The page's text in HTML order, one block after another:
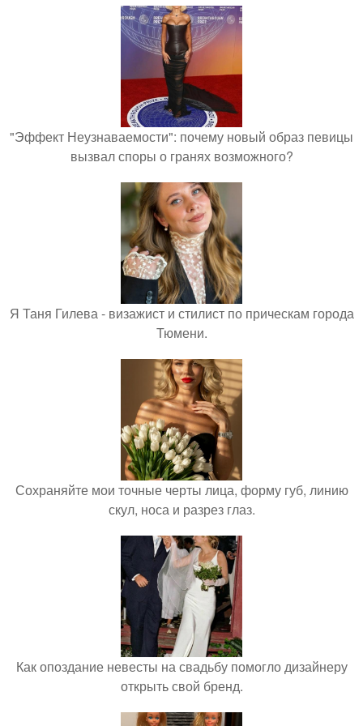
"Эффект Неузнаваемости": почему новый образ певицы
вызвал споры о гранях возможного?
Я Таня Гилева - визажист и стилист по прическам города
Тюмени.
Сохраняйте мои точные черты лица, форму губ, линию
скул, носа и разрез глаз.
Как опоздание невесты на свадьбу помогло дизайнеру
открыть свой бренд.